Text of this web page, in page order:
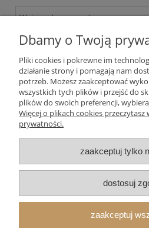
Twoje dane będą przetwarzane
prywatności
Moje
Płatności i
O nas
Dbamy o Twoją
Pliki cookies i pokrewne im
działanie strony i pomagają nam
potrzeb. Możesz zaakceptować
wszystkich tych plików i przejść do
plików do swoich preferencji,
Więcej o plikach cookies przeczytasz
prywatności.
zaakceptuj tylko
dostosuj
zaakceptuj